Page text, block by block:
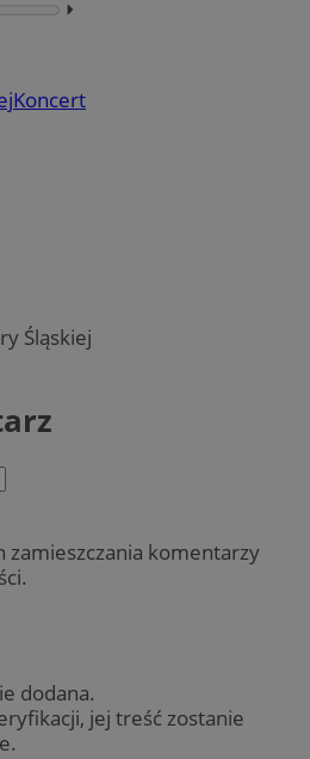
⏵︎
Koncert
Śląskiej
komentarzy
dodana.
jej treść zostanie